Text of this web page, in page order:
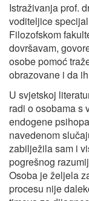
Istraživanja prof.
voditeljice
Filozofskom
dovršavam,
osobe pomoć
obrazovane i da
U svjetskoj
radi o osobama s
endogene
navedenom
zabilježila sam i
pogrešnog
Osoba je željela
procesu nije